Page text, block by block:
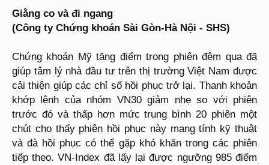
Giằng co và đi ngang
(Công ty Chứng khoán Sài Gòn-Hà Nội - SHS)
Chứng khoán Mỹ tăng điểm trong phiên đêm qua đã
giúp tâm lý nhà đầu tư trên thị trường Việt Nam được
cải thiện giúp các chỉ số hồi phục trở lại. Thanh khoản
khớp lệnh của nhóm VN30 giảm nhẹ so với phiên
trước đó và thấp hơn mức trung bình 20 phiên một
chút cho thấy phiên hồi phục này mang tính kỹ thuật
và đà hồi phục có thể gặp khó khăn trong các phiên
tiếp theo. VN-Index đã lấy lại được ngưỡng 985 điểm